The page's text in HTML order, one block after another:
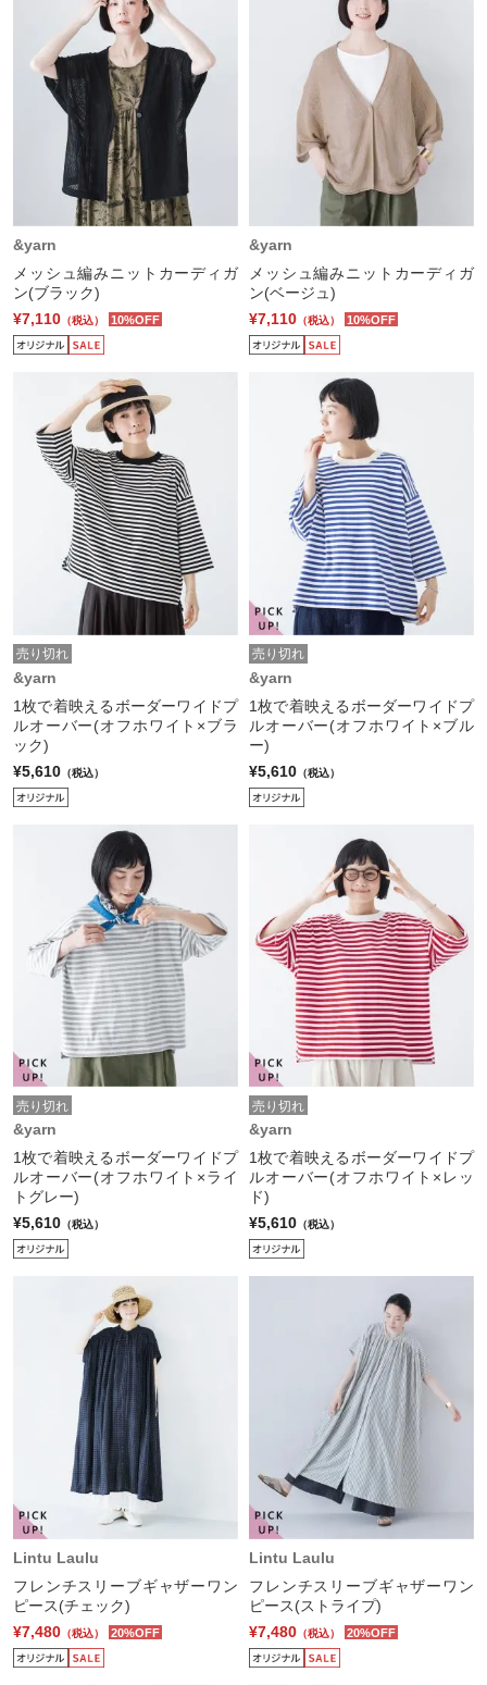
&yarn
メッシュ編みニットカーディガ
ン(ブラック)
¥7,110 （税込） 10%OFF
&yarn
メッシュ編みニットカーディガ
ン(ベージュ)
¥7,110 （税込） 10%OFF
売り切れ
&yarn
1枚で着映えるボーダーワイドプ
ルオーバー(オフホワイト×ブラ
ック)
¥5,610 （税込）
売り切れ
&yarn
1枚で着映えるボーダーワイドプ
ルオーバー(オフホワイト×ブル
ー)
¥5,610 （税込）
売り切れ
&yarn
1枚で着映えるボーダーワイドプ
ルオーバー(オフホワイト×ライ
トグレー)
¥5,610 （税込）
売り切れ
&yarn
1枚で着映えるボーダーワイドプ
ルオーバー(オフホワイト×レッ
ド)
¥5,610 （税込）
Lintu Laulu
フレンチスリーブギャザーワン
ピース(チェック)
¥7,480 （税込） 20%OFF
Lintu Laulu
フレンチスリーブギャザーワン
ピース(ストライプ)
¥7,480 （税込） 20%OFF